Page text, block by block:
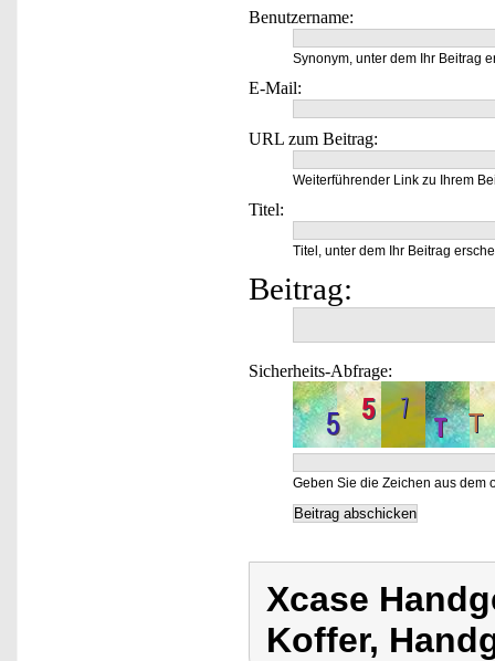
Benutzername:
Synonym, unter dem Ihr Beitrag
E-Mail:
URL zum Beitrag:
Weiterführender Link zu Ihrem
Titel:
Titel, unter dem Ihr Beitrag
Beitrag:
Sicherheits-Abfrage:
Geben Sie die Zeichen aus dem
Xcase
Koffer,